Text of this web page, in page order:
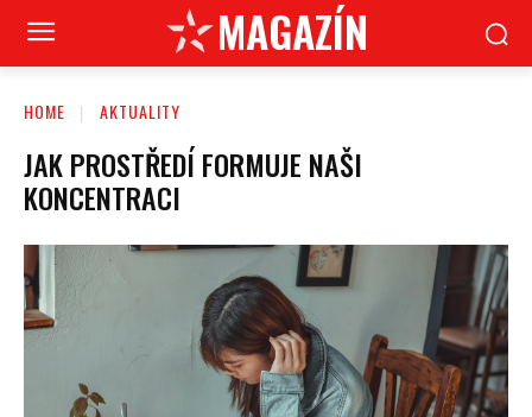
MAGAZÍN
HOME AKTUALITY
JAK PROSTŘEDÍ FORMUJE NAŠI
KONCENTRACI